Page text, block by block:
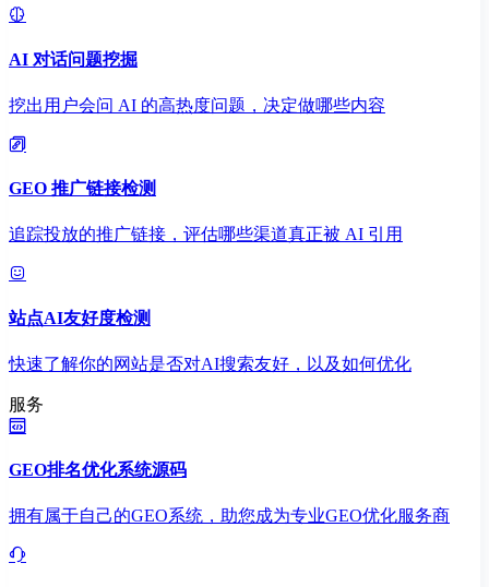
AI 对话问题挖掘
挖出用户会问 AI 的高热度问题，决定做哪些内容
GEO 推广链接检测
追踪投放的推广链接，评估哪些渠道真正被 AI 引用
站点AI友好度检测
快速了解你的网站是否对AI搜索友好，以及如何优化
服务
GEO排名优化系统源码
拥有属于自己的GEO系统，助您成为专业GEO优化服务商